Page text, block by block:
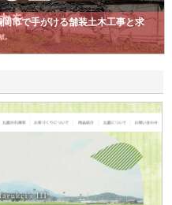
市で手がける舗装土木工事と求